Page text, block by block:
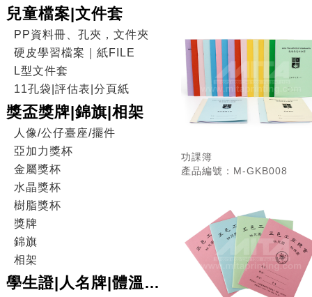
兒童檔案|文件套
PP資料冊、孔夾，文件夾
硬皮學習檔案｜紙FILE
L型文件套
11孔袋|評估表|分頁紙
獎盃獎牌|錦旗|相架
人像/公仔臺座/擺件
亞加力獎杯
金屬獎杯
水晶獎杯
樹脂獎杯
獎牌
錦旗
相架
學生證|人名牌|體溫咭|
功課簿
產品編號：M-GKB008